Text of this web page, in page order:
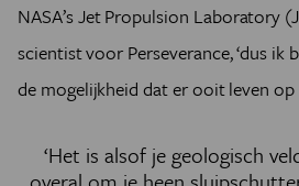
NASA’s Jet Propulsion Laboratory
scientist voor Perseverance,‘dus ik
de mogelijkheid dat er ooit leven op
‘Het is alsof je geologisch